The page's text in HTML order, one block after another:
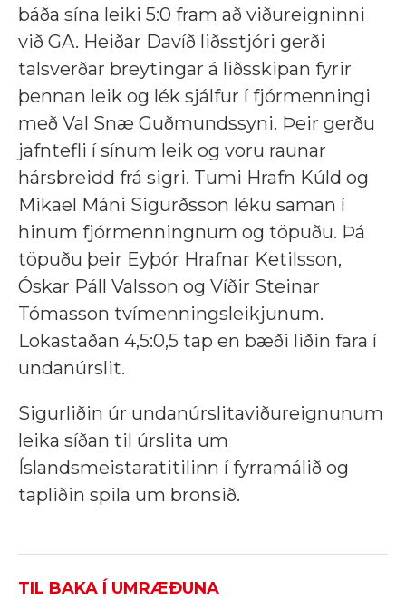
báða sína leiki 5:0 fram að viðureigninni
við GA. Heiðar Davíð liðsstjóri gerði
talsverðar breytingar á liðsskipan fyrir
þennan leik og lék sjálfur í fjórmenningi
með Val Snæ Guðmundssyni. Þeir gerðu
jafntefli í sínum leik og voru raunar
hársbreidd frá sigri. Tumi Hrafn Kúld og
Mikael Máni Sigurðsson léku saman í
hinum fjórmenningnum og töpuðu. Þá
töpuðu þeir Eyþór Hrafnar Ketilsson,
Óskar Páll Valsson og Víðir Steinar
Tómasson tvímenningsleikjunum.
Lokastaðan 4,5:0,5 tap en bæði liðin fara í
undanúrslit.
Sigurliðin úr undanúrslitaviðureignunum
leika síðan til úrslita um
Íslandsmeistaratitilinn í fyrramálið og
tapliðin spila um bronsið.
TIL BAKA Í UMRÆÐUNA